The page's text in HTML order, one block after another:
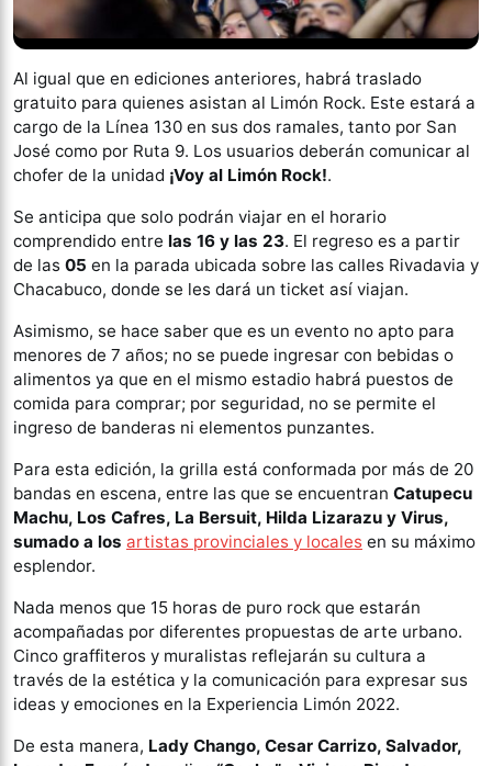
Al igual que en ediciones anteriores, habrá traslado
gratuito para quienes asistan al Limón Rock. Este estará a
cargo de la Línea 130 en sus dos ramales, tanto por San
José como por Ruta 9. Los usuarios deberán comunicar al
chofer de la unidad ¡Voy al Limón Rock!.
Se anticipa que solo podrán viajar en el horario
comprendido entre las 16 y las 23. El regreso es a partir
de las 05 en la parada ubicada sobre las calles Rivadavia y
Chacabuco, donde se les dará un ticket así viajan.
Asimismo, se hace saber que es un evento no apto para
menores de 7 años; no se puede ingresar con bebidas o
alimentos ya que en el mismo estadio habrá puestos de
comida para comprar; por seguridad, no se permite el
ingreso de banderas ni elementos punzantes.
Para esta edición, la grilla está conformada por más de 20
bandas en escena, entre las que se encuentran Catupecu
Machu, Los Cafres, La Bersuit, Hilda Lizarazu y Virus,
sumado a los artistas provinciales y locales en su máximo
esplendor.
Nada menos que 15 horas de puro rock que estarán
acompañadas por diferentes propuestas de arte urbano.
Cinco graffiteros y muralistas reflejarán su cultura a
través de la estética y la comunicación para expresar sus
ideas y emociones en la Experiencia Limón 2022.
De esta manera, Lady Chango, Cesar Carrizo, Salvador,